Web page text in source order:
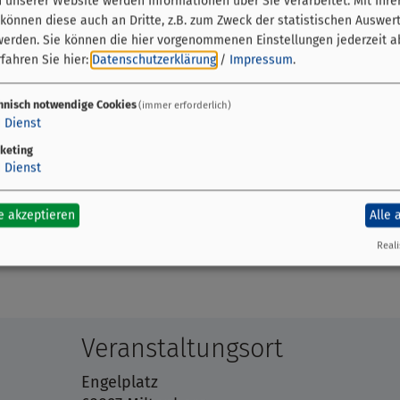
bieten wir eine große Auswahl an
Frische und hochwertige Qualität ist bei uns eine
Sie doch einfach persönlich bei uns vorbei und
Veranstaltungsort
Engelplatz
diese auch an Dritte, z.B. zum Zweck der statistischen
Sie können die hier vorgenommenen Einstellungen jederzeit
Sie hier: Datenschutzerklärung / Impressum.
notwendige Cookies(immer erforderlich)
Dienst
Dienst
akzeptieren Alle